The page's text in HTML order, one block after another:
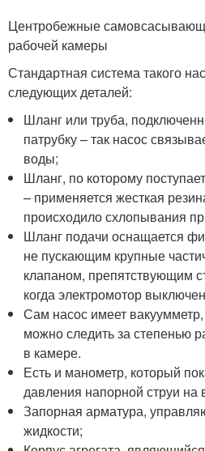
Центробежные
рабочей камеры
Стандартная система такого
следующих деталей:
Шланг или труба,
патрубку – так насос
воды;
Шланг, по которому
– применяется жесткая
происходило схлопывания
Шланг подачи оснащается
не пускающим крупные
клапаном, препятствующим
когда электромотор
Сам насос имеет
можно следить за степенью
в камере.
Есть и манометр, который
давления напорной струи на
Запорная арматура,
жидкости;